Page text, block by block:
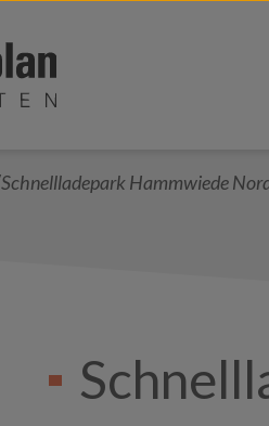
Schnellladepark Hammwiede